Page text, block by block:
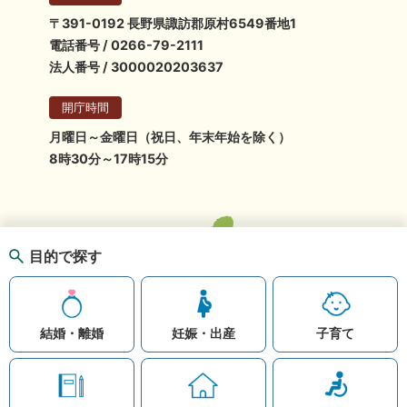
目的で探す
結婚・離婚 妊娠・出産 子育て
〒391-0192 長野県諏訪郡原村6549番地1
電話番号 / 0266-79-2111
法人番号 / 3000020203637
開庁時間
月曜日～金曜日（祝日、年末年始を除く）
8時30分～17時15分